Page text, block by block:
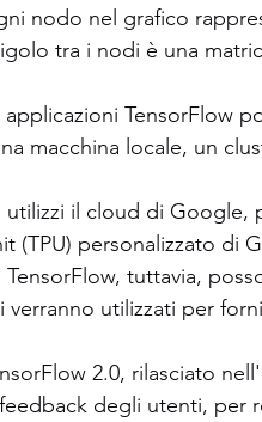
nodo nel grafico
tra i nodi è una
applicazioni TensorFlow
macchina locale, un
utilizzi il cloud di Google,
(TPU) personalizzato di
TensorFlow, tuttavia,
verranno utilizzati per
2.0, rilasciato
degli utenti, per